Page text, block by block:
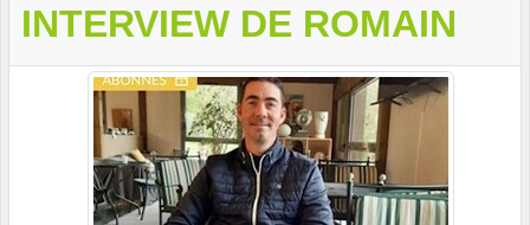
INTERVIEW DE ROMAIN